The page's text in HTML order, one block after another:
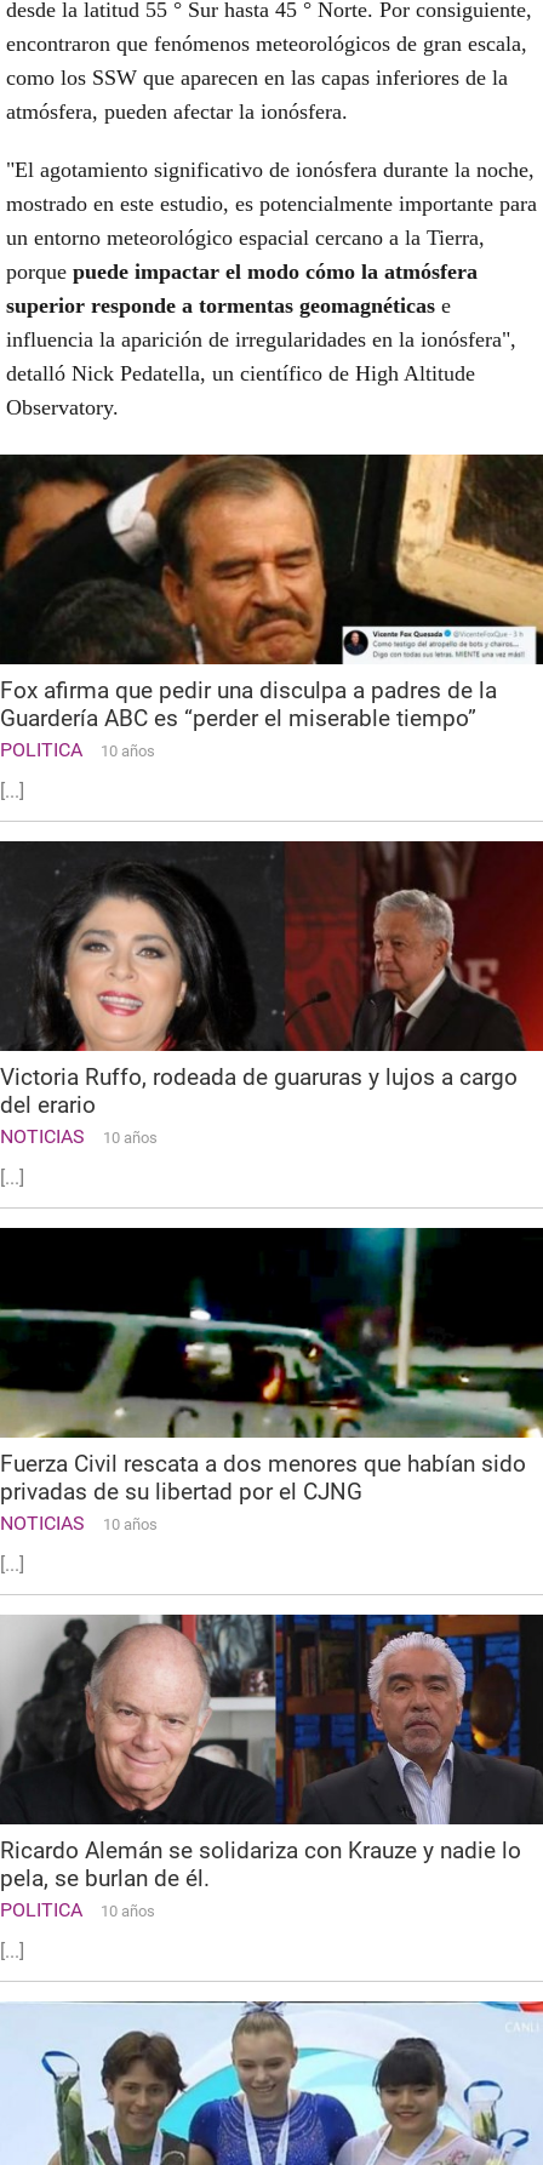
desde la latitud 55 ° Sur hasta 45 ° Norte. Por consiguiente,
encontraron que fenómenos meteorológicos de gran escala,
como los SSW que aparecen en las capas inferiores de la
atmósfera, pueden afectar la ionósfera.
"El agotamiento significativo de ionósfera durante la noche,
mostrado en este estudio, es potencialmente importante para
un entorno meteorológico espacial cercano a la Tierra,
porque puede impactar el modo cómo la atmósfera
superior responde a tormentas geomagnéticas e
influencia la aparición de irregularidades en la ionósfera",
detalló Nick Pedatella, un científico de High Altitude
Observatory.
Fox afirma que pedir una disculpa a padres de la
Guardería ABC es “perder el miserable tiempo”
POLITICA 10 años
[...]
Victoria Ruffo, rodeada de guaruras y lujos a cargo
del erario
NOTICIAS 10 años
[...]
Fuerza Civil rescata a dos menores que habían sido
privadas de su libertad por el CJNG
NOTICIAS 10 años
[...]
Ricardo Alemán se solidariza con Krauze y nadie lo
pela, se burlan de él.
POLITICA 10 años
[...]